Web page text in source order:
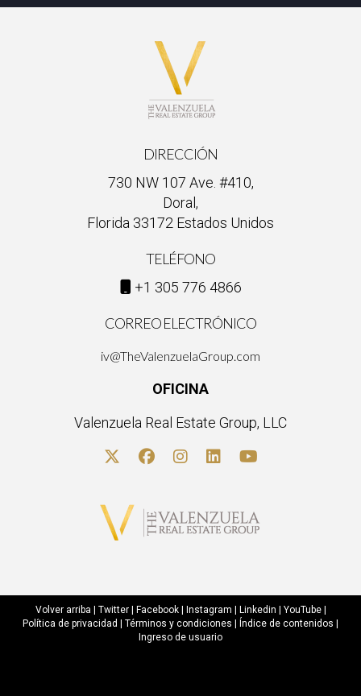
DIRECCIÓN
730 NW 107 Ave. #410,
Doral,
Florida 33172 Estados Unidos
TELÉFONO
+1 305 776 4866
CORREO ELECTRÓNICO
iv@TheValenzuelaGroup.com
OFICINA
Valenzuela Real Estate Group, LLC
Volver arriba Twitter| Facebook| Instagram Linkedin YouTube|
Política de privacidad
Términos y condiciones Índice de contenidos
Ingreso de usuario